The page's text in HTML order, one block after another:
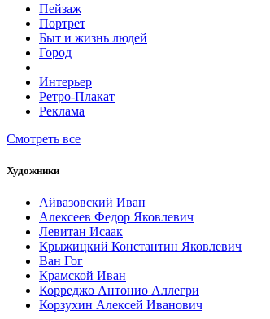
Пейзаж
Портрет
Быт и жизнь людей
Город
Интерьер
Ретро-Плакат
Реклама
Смотреть все
Художники
Айвазовский Иван
Алексеев Федор Яковлевич
Левитан Исаак
Крыжицкий Константин Яковлевич
Ван Гог
Крамской Иван
Корреджо Антонио Аллегри
Корзухин Алексей Иванович